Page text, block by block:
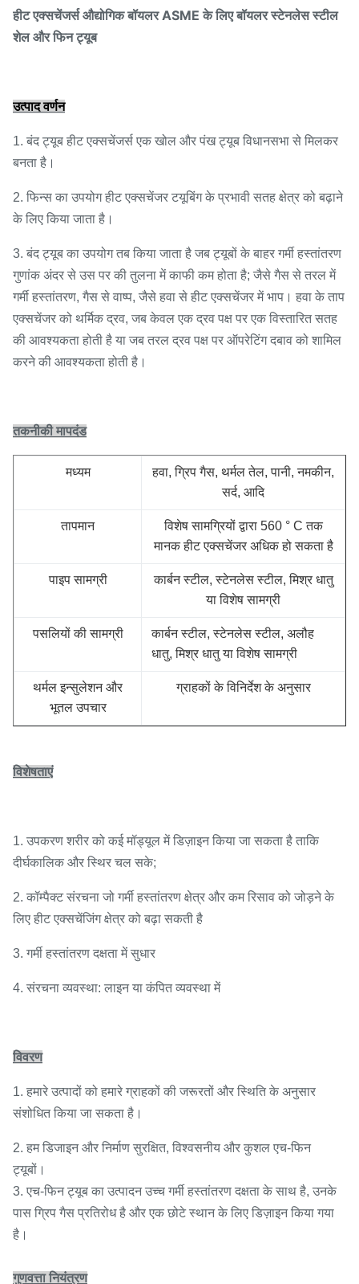
हीट एक्सचेंजर्स औद्योगिक बॉयलर ASME के ​​लिए बॉयलर स्टेनलेस स्टील
शेल और फिन ट्यूब
उत्पाद वर्णन
1. बंद ट्यूब हीट एक्सचेंजर्स एक खोल और पंख ट्यूब विधानसभा से मिलकर
बनता है।
2. फिन्स का उपयोग हीट एक्सचेंजर टयूबिंग के प्रभावी सतह क्षेत्र को बढ़ाने
के लिए किया जाता है।
3. बंद ट्यूब का उपयोग तब किया जाता है जब ट्यूबों के बाहर गर्मी हस्तांतरण
गुणांक अंदर से उस पर की तुलना में काफी कम होता है; जैसे गैस से तरल में
गर्मी हस्तांतरण, गैस से वाष्प, जैसे हवा से हीट एक्सचेंजर में भाप। हवा के ताप
एक्सचेंजर को थर्मिक द्रव, जब केवल एक द्रव पक्ष पर एक विस्तारित सतह
की आवश्यकता होती है या जब तरल द्रव पक्ष पर ऑपरेटिंग दबाव को शामिल
करने की आवश्यकता होती है।
तकनीकी मापदंड
मध्यम
हवा, ग्रिप गैस, थर्मल तेल, पानी, नमकीन,
सर्द, आदि
तापमान
विशेष सामग्रियों द्वारा 560 ° C तक
मानक हीट एक्सचेंजर अधिक हो सकता है
पाइप सामग्री
कार्बन स्टील, स्टेनलेस स्टील, मिश्र धातु
या विशेष सामग्री
पसलियों की सामग्री
कार्बन स्टील, स्टेनलेस स्टील, अलौह
धातु, मिश्र धातु या विशेष सामग्री
थर्मल इन्सुलेशन और
भूतल उपचार
ग्राहकों के विनिर्देश के अनुसार
विशेषताएं
1. उपकरण शरीर को कई मॉड्यूल में डिज़ाइन किया जा सकता है ताकि
दीर्घकालिक और स्थिर चल सके;
2. कॉम्पैक्ट संरचना जो गर्मी हस्तांतरण क्षेत्र और कम रिसाव को जोड़ने के
लिए हीट एक्सचेंजिंग क्षेत्र को बढ़ा सकती है
3. गर्मी हस्तांतरण दक्षता में सुधार
4. संरचना व्यवस्था: लाइन या कंपित व्यवस्था में
विवरण
1. हमारे उत्पादों को हमारे ग्राहकों की जरूरतों और स्थिति के अनुसार
संशोधित किया जा सकता है।
2. हम डिजाइन और निर्माण सुरक्षित, विश्वसनीय और कुशल एच-फिन
ट्यूबों।
3. एच-फिन ट्यूब का उत्पादन उच्च गर्मी हस्तांतरण दक्षता के साथ है, उनके
पास ग्रिप गैस प्रतिरोध है और एक छोटे स्थान के लिए डिज़ाइन किया गया
है।
गुणवत्ता नियंत्रण